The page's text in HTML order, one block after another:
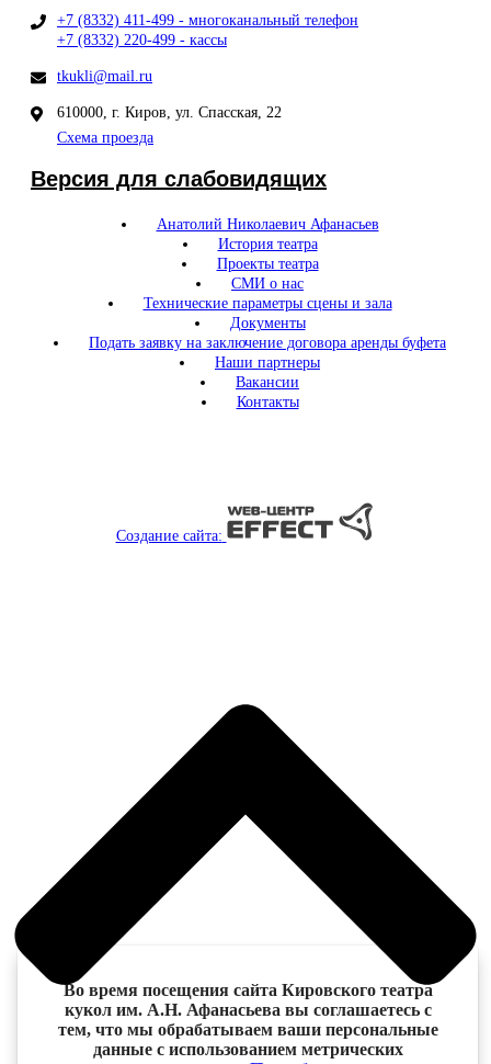
+7 (8332) 411-499 - многоканальный телефон
+7 (8332) 220-499 - кассы
tkukli@mail.ru
610000, г. Киров, ул. Спасская, 22
Схема проезда
Версия для слабовидящих
Анатолий Николаевич Афанасьев
История театра
Проекты театра
СМИ о нас
Технические параметры сцены и зала
Документы
Подать заявку на заключение договора аренды буфета
Наши партнеры
Вакансии
Контакты
Создание сайта:
Во время посещения сайта Кировского театра
кукол им. А.Н. Афанасьева вы соглашаетесь с
тем, что мы обрабатываем ваши персональные
данные с использованием метрических